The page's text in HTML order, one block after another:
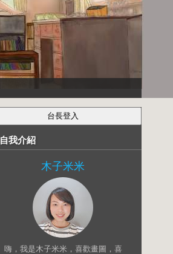
自我介紹
木子米米
嗨，我是木子米米，喜歡畫圖，喜